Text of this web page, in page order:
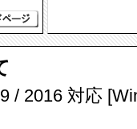
/ 2016 対応